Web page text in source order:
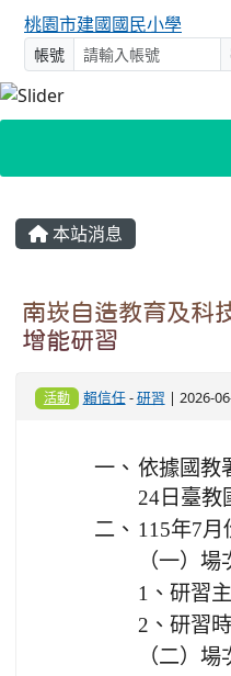
桃園市建國國民小學
帳號
主內容區域
本站消息
南崁自造教育及科
增能研習
活動 賴信任-研習 | 2026-
一、 依據國教
24日臺教
二、 115年7
（一）場
1、研習
2、研習
（二）場